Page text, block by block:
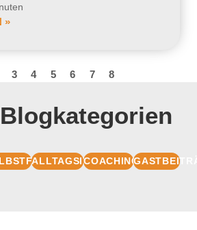
»
3 4 5 6 7 8
ALLTAGSIMPULSECOACHINGBASIS